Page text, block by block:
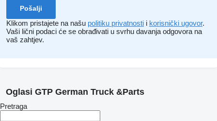
Klikom pristajete na našu politiku privatnosti i korisnički ugovor.
Vaši lični podaci će se obrađivati ​​u svrhu davanja odgovora na
vaš zahtjev.
Oglasi GTP German Truck &Parts
Pretraga